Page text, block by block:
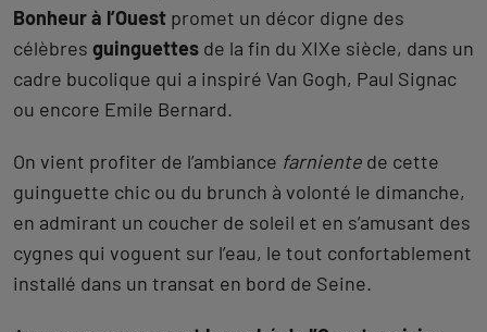
Bonheur à l’Ouest promet un décor digne des
célèbres guinguettes de la fin du XIXe siècle, dans un
cadre bucolique qui a inspiré Van Gogh, Paul Signac
ou encore Emile Bernard.
On vient profiter de l’ambiance farniente de cette
guinguette chic ou du brunch à volonté le dimanche,
en admirant un coucher de soleil et en s’amusant des
cygnes qui voguent sur l’eau, le tout confortablement
installé dans un transat en bord de Seine.